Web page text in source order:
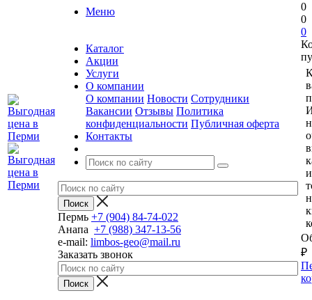
Меню
Каталог
Акции
Услуги
О компании
О компании Новости Сотрудники
Вакансии Отзывы Политика
конфиденциальности Публичная оферта
Контакты
Пермь +7 (904) 84-74-022
Анапа +7 (988) 347-13-56
e-mail: limbos-geo@mail.ru
Заказать звонок
0
0
0
₽